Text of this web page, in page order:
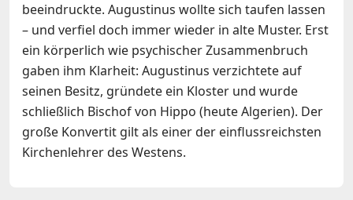
beeindruckte. Augustinus wollte sich taufen lassen
– und verfiel doch immer wieder in alte Muster. Erst
ein körperlich wie psychischer Zusammenbruch
gaben ihm Klarheit: Augustinus verzichtete auf
seinen Besitz, gründete ein Kloster und wurde
schließlich Bischof von Hippo (heute Algerien). Der
große Konvertit gilt als einer der einflussreichsten
Kirchenlehrer des Westens.